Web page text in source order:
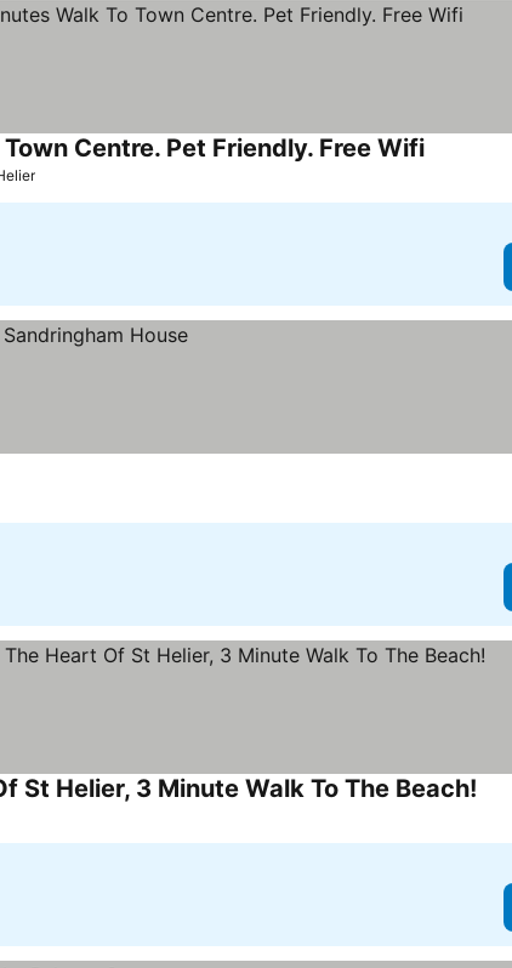
Centre. Pet Friendly. Free WifiVer preços
St Helier, 3 Minute Walk To The Beach!